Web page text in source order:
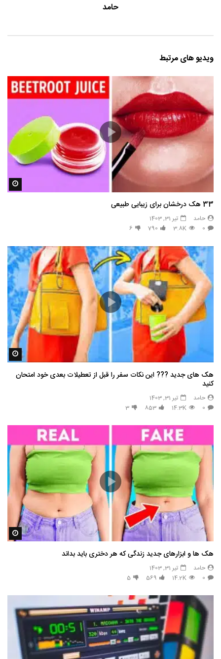
حامد
ویدیو های مرتبط
33 هک درخشان برای زیبایی طبیعی
حامد
تیر 31, 1403
0
3.8K
790
6
هک های جدید ??️? این نکات سفر را قبل از تعطیلات بعدی خود امتحان
کنید
حامد
تیر 31, 1403
0
14.3K
853
3
هک ها و ابزارهای جدید زندگی که هر دختری باید بداند
حامد
تیر 31, 1403
0
14.2K
569
5